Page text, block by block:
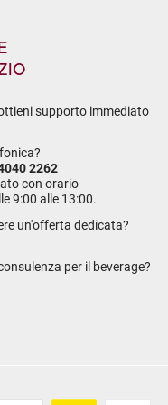
supporto immediato
2262
con orario
9:00 alle 13:00.
un'offerta dedicata?
per il beverage?